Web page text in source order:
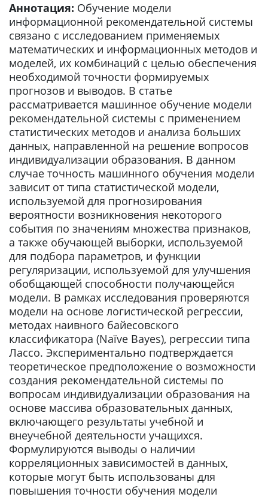
Аннотация: Обучение модели
информационной рекомендательной системы
связано с исследованием применяемых
математических и информационных методов и
моделей, их комбинаций с целью обеспечения
необходимой точности формируемых
прогнозов и выводов. В статье
рассматривается машинное обучение модели
рекомендательной системы с применением
статистических методов и анализа больших
данных, направленной на решение вопросов
индивидуализации образования. В данном
случае точность машинного обучения модели
зависит от типа статистической модели,
используемой для прогнозирования
вероятности возникновения некоторого
события по значениям множества признаков,
а также обучающей выборки, используемой
для подбора параметров, и функции
регуляризации, используемой для улучшения
обобщающей способности получающейся
модели. В рамках исследования проверяются
модели на основе логистической регрессии,
методах наивного байесовского
классификатора (Naïve Bayes), регрессии типа
Лассо. Экспериментально подтверждается
теоретическое предположение о возможности
создания рекомендательной системы по
вопросам индивидуализации образования на
основе массива образовательных данных,
включающего результаты учебной и
внеучебной деятельности учащихся.
Формулируются выводы о наличии
корреляционных зависимостей в данных,
которые могут быть использованы для
повышения точности обучения модели